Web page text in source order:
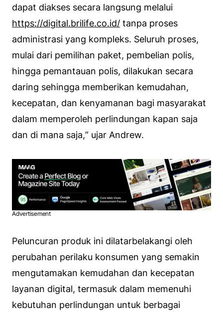
dapat diakses secara langsung melalui
https://digital.brilife.co.id/ tanpa proses
administrasi yang kompleks. Seluruh proses,
mulai dari pemilihan paket, pembelian polis,
hingga pemantauan polis, dilakukan secara
daring sehingga memberikan kemudahan,
kecepatan, dan kenyamanan bagi masyarakat
dalam memperoleh perlindungan kapan saja
dan di mana saja,” ujar Andrew.
Advertisement
Peluncuran produk ini dilatarbelakangi oleh
perubahan perilaku konsumen yang semakin
mengutamakan kemudahan dan kecepatan
layanan digital, termasuk dalam memenuhi
kebutuhan perlindungan untuk berbagai